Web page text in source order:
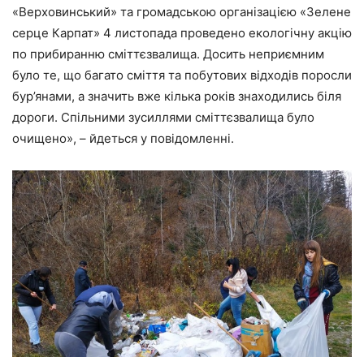
«Верховинський» та громадською організацією «Зелене
серце Карпат» 4 листопада проведено екологічну акцію
по прибиранню сміттєзвалища. Досить неприємним
було те, що багато сміття та побутових відходів поросли
бур’янами, а значить вже кілька років знаходились біля
дороги. Спільними зусиллями сміттєзвалища було
очищено», – йдеться у повідомленні.